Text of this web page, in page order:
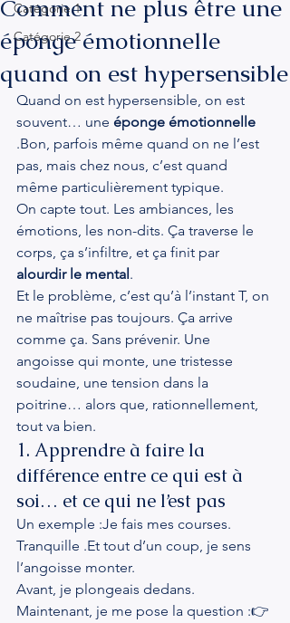
Catégorie 1
Catégorie 2
Comment ne plus être une
éponge émotionnelle
quand on est hypersensible
Quand on est hypersensible, on est
souvent… une éponge émotionnelle
.Bon, parfois même quand on ne l’est
pas, mais chez nous, c’est quand
même particulièrement typique.
On capte tout. Les ambiances, les
émotions, les non-dits. Ça traverse le
corps, ça s’infiltre, et ça finit par
alourdir le mental.
Et le problème, c’est qu’à l’instant T, on
ne maîtrise pas toujours. Ça arrive
comme ça. Sans prévenir. Une
angoisse qui monte, une tristesse
soudaine, une tension dans la
poitrine… alors que, rationnellement,
tout va bien.
1. Apprendre à faire la
différence entre ce qui est à
soi… et ce qui ne l’est pas
Un exemple :Je fais mes courses.
Tranquille .Et tout d’un coup, je sens
l’angoisse monter.
Avant, je plongeais dedans.
Maintenant, je me pose la question :👉